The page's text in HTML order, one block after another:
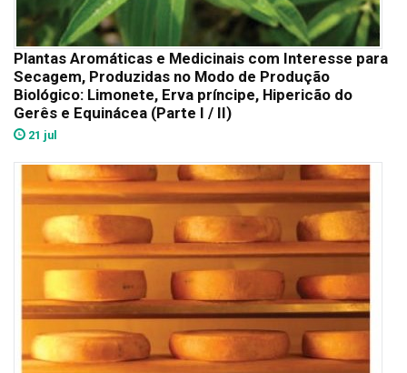
Plantas Aromáticas e Medicinais com Interesse para
Secagem, Produzidas no Modo de Produção
Biológico: Limonete, Erva príncipe, Hipericão do
Gerês e Equinácea (Parte I / II)
21 jul